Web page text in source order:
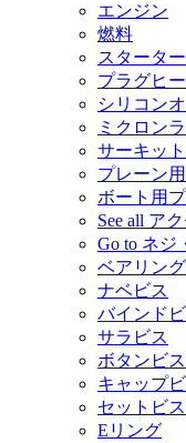
エンジン
燃料
スターター
プラグヒ
シリコン
ミクロン
サーキッ
プレーン
ボート用
See all ア
Go to ネジ
ベアリング
ナベビス
バインド
サラビス
ボタンビス
キャップ
セットビス
Eリング